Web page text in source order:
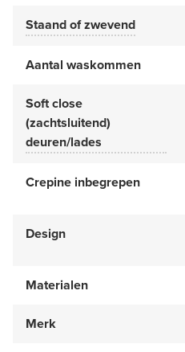
Staand of zwevend
Aantal waskommen
Soft close
(zachtsluitend)
deuren/lades
Crepine inbegrepen
Design
Materialen
Merk